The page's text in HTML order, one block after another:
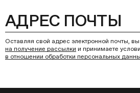
Оставляя свой адрес электронной почты,
на получение рассылки и принимаете
в отношении обработки персональных